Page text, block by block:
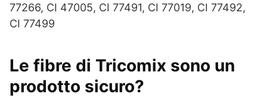
77266, CI 47005, CI 77491, CI 77019, CI 77492,
CI 77499
Le fibre di Tricomix sono un
prodotto sicuro?